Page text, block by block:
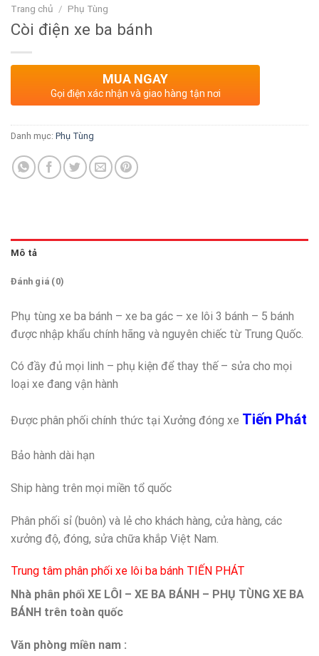
Trang chủ / Phụ Tùng
Còi điện xe ba bánh
MUA NGAY
Gọi điện xác nhận và giao hàng tận nơi
Danh mục: Phụ Tùng
Mô tả
Đánh giá (0)
Phụ tùng xe ba bánh – xe ba gác – xe lôi 3 bánh – 5 bánh
được nhập khẩu chính hãng và nguyên chiếc từ Trung Quốc.
Có đầy đủ mọi linh – phụ kiện để thay thế – sửa cho mọi
loại xe đang vận hành
Được phân phối chính thức tại Xưởng đóng xe Tiến Phát
Bảo hành dài hạn
Ship hàng trên mọi miền tổ quốc
Phân phối sỉ (buôn) và lẻ cho khách hàng, cửa hàng, các
xưởng độ, đóng, sửa chữa khắp Việt Nam.
Trung tâm phân phối xe lôi ba bánh TIẾN PHÁT
Nhà phân phối XE LÔI – XE BA BÁNH – PHỤ TÙNG XE BA
BÁNH trên toàn quốc
Văn phòng miền nam :